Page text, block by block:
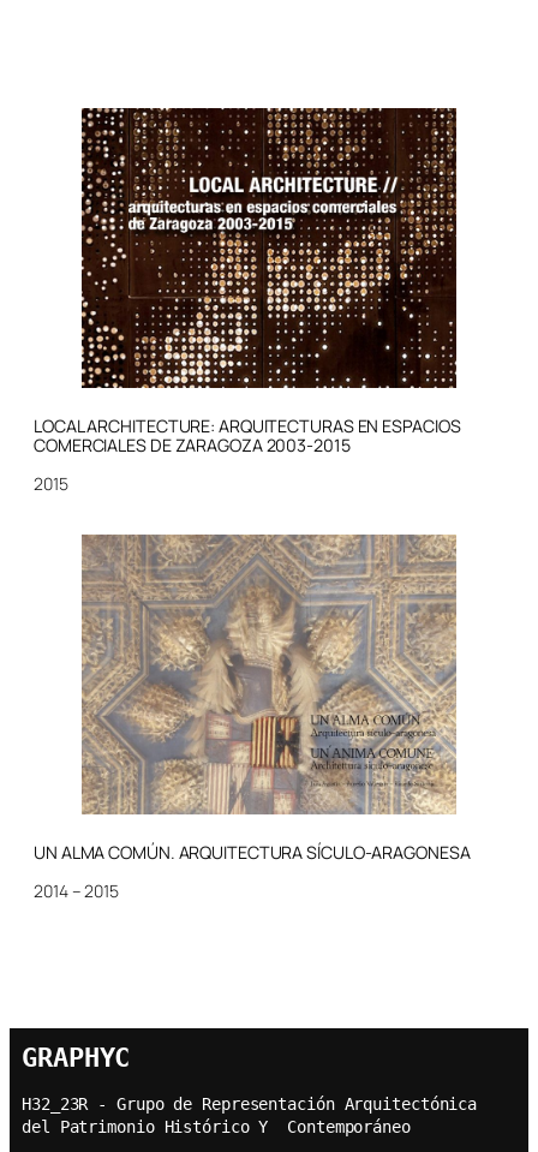
LOCAL ARCHITECTURE: ARQUITECTURAS EN ESPACIOS
COMERCIALES DE ZARAGOZA 2003-2015
2015
UN ALMA COMÚN. ARQUITECTURA SÍCULO-ARAGONESA
2014 – 2015
GRAPHYC
H32_23R - Grupo de Representación Arquitectónica
del Patrimonio Histórico Y  Contemporáneo